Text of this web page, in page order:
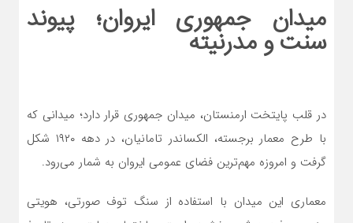
میدان جمهوری ایروان؛ پیوند
سنت و مدرنیته
در قلب پایتخت ارمنستان، میدان جمهوری قرار دارد؛ میدانی که
با طرح معمار برجسته، الکساندر تامانیان، در دهه ۱۹۲۰ شکل
گرفت و امروزه مهم‌ترین فضای عمومی ایروان به شمار می‌رود.
معماری این میدان با استفاده از سنگ توف صورتی، هویتی